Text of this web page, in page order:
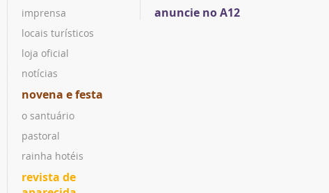
imprensa
locais turísticos
loja oficial
notícias
novena e festa
o santuário
pastoral
rainha hotéis
revista de
anuncie no A12